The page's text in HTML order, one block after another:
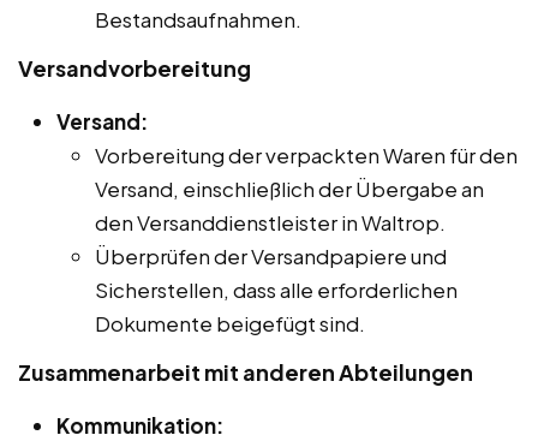
Bestandsaufnahmen.
Versandvorbereitung
Versand:
Vorbereitung der verpackten Waren für den
Versand, einschließlich der Übergabe an
den Versanddienstleister in Waltrop.
Überprüfen der Versandpapiere und
Sicherstellen, dass alle erforderlichen
Dokumente beigefügt sind.
Zusammenarbeit mit anderen Abteilungen
Kommunikation: